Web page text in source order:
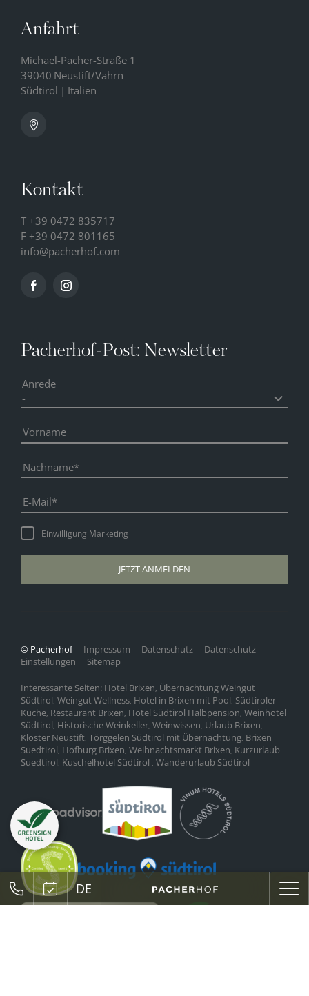
DE
Anfahrt
Michael-Pacher-Straße 1
39040 Neustift/Vahrn
Südtirol | Italien
Kontakt
T +39 0472 835717
F +39 0472 801165
info@pacherhof.com
Pacherhof-Post: Newsletter
Anrede
Vorname
Nachname
E-Mail
Einwilligung Marketing
JETZT ANMELDEN
Interessante Seiten: Hotel Brixen Übernachtung Weingut
Südtirol Weingut Wellness Hotel in Brixen mit Pool Südtiroler
Küche Restaurant Brixen Hotel Südtirol Halbpension Weinhotel
Südtirol Historische Weinkeller Weinwissen Urlaub Brixen
Kloster Neustift Törggelen Südtirol mit Übernachtung Brixen
Suedtirol Hofburg Brixen Weihnachtsmarkt Brixen Kurzurlaub
Suedtirol Kuschelhotel Südtirol Wanderurlaub Südtirol
© Pacherhof Impressum Datenschutz
Datenschutz-
Einstellungen
Sitemap